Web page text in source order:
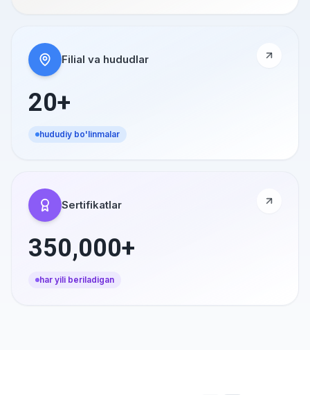
Filial va hududlar
20+
hududiy bo'linmalar
Sertifikatlar
350,000+
har yili beriladigan